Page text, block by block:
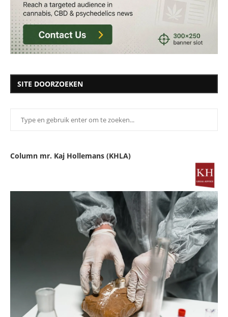
SITE DOORZOEKEN
Column mr. Kaj Hollemans (KHLA)